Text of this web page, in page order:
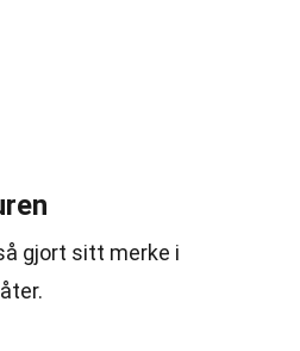
gjort sitt merke i